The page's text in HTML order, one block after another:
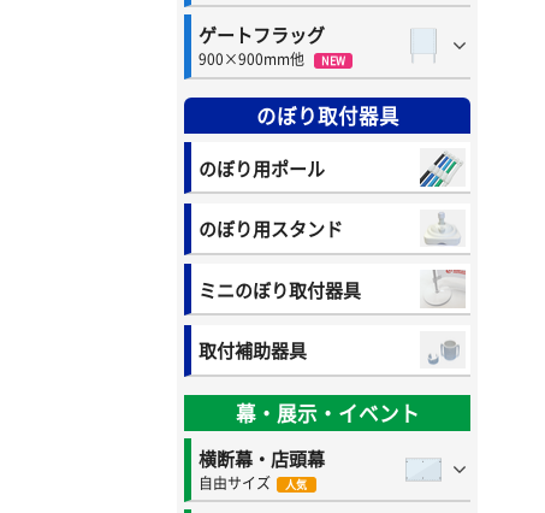
ゲートフラッグ
900×900mm他 NEW
のぼり取付器具
のぼり用ポール
のぼり用スタンド
ミニのぼり取付器具
取付補助器具
幕・展示・イベント
横断幕・店頭幕
自由サイズ 人気